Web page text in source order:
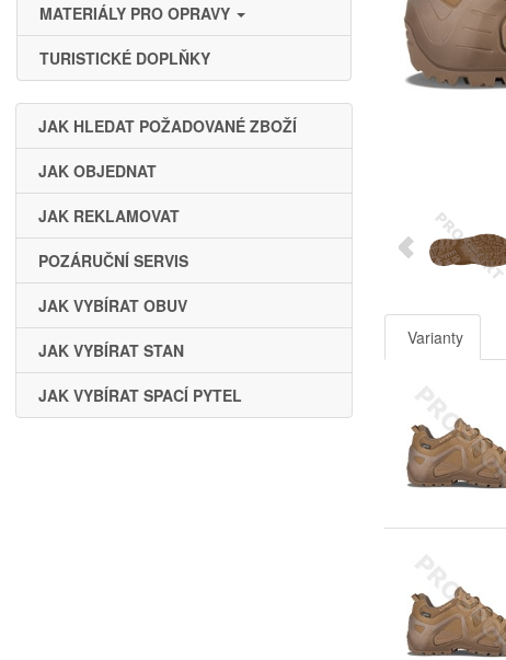
MATERIÁLY PRO OPRAVY
TURISTICKÉ DOPLŇKY
JAK HLEDAT POŽADOVANÉ ZBOŽÍ
JAK OBJEDNAT
JAK REKLAMOVAT
POZÁRUČNÍ SERVIS
JAK VYBÍRAT OBUV
JAK VYBÍRAT STAN
JAK VYBÍRAT SPACÍ PYTEL
Varianty